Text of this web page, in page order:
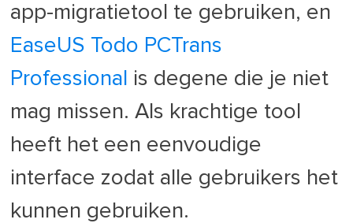
app-migratietool te gebruiken, en
EaseUS Todo PCTrans
Professional is degene die je niet
mag missen. Als krachtige tool
heeft het een eenvoudige
interface zodat alle gebruikers het
kunnen gebruiken.